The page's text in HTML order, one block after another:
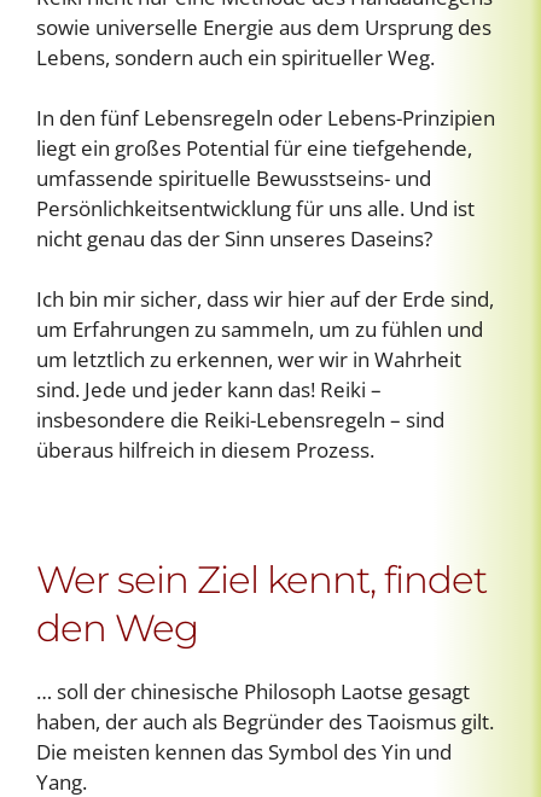
sowie universelle Energie aus dem Ursprung des
Lebens, sondern auch ein spiritueller Weg.
In den fünf Lebensregeln oder Lebens-Prinzipien
liegt ein großes Potential für eine tiefgehende,
umfassende spirituelle Bewusstseins- und
Persönlichkeitsentwicklung für uns alle. Und ist
nicht genau das der Sinn unseres Daseins?
Ich bin mir sicher, dass wir hier auf der Erde sind,
um Erfahrungen zu sammeln, um zu fühlen und
um letztlich zu erkennen, wer wir in Wahrheit
sind. Jede und jeder kann das! Reiki –
insbesondere die Reiki-Lebensregeln – sind
überaus hilfreich in diesem Prozess.
Wer sein Ziel kennt, findet
den Weg
… soll der chinesische Philosoph Laotse gesagt
haben, der auch als Begründer des Taoismus gilt.
Die meisten kennen das Symbol des Yin und
Yang.